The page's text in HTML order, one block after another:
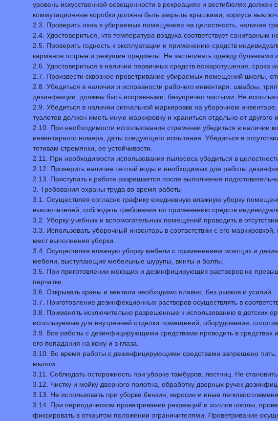
уровень искусственной освещенности в рекреациях и вестибюлях должен
коммутационные коробки должны быть закрыты крышками, корпуса
2.3. Проверить окна в убираемых помещениях на целостность, наличие
2.4. Удостовериться, что температура воздуха соответствует
2.5. Проверить годность к эксплуатации и применению средств
карманов острые и режущие предметы. Не застёгивать одежду булавками
2.6. Удостовериться в наличии первичных средств пожаротушения, срока
2.7. Произвести сквозное проветривание убираемых помещений школы,
2.8. Убедиться в наличии и исправности рабочего инвентаря: швабры,
дезинфекции, должны быть исправными, безупречно чистыми. Не
2.9. Убедиться в наличии сигнальной маркировки на уборочном
туалетов должен иметь иную маркировку и храниться отдельно от другого
2.10. При необходимости использования стремянки убедиться в
инвентарного номера, даты следующего испытания. Убедиться в
тетивам стремянки, ее устойчивости.
2.11. При необходимости использования пылесоса убедиться в
2.12. Проверить наличие теплой воды и необходимых для работы
2.13. Приступать к работе разрешается после выполнения
3. Требования охраны труда во время работы
3.1. Осуществляя согласно графику ежедневную влажную уборку
выключателей, соблюдать требования по применению средств
3.2. Уборку учебных и вспомогательных помещений проводить в
3.3. Использовать уборочный инвентарь в соответствии с его
мест выполнения уборки.
3.4. Осуществляя влажную уборку мебели с применением моющих и
мебели, выступающие мебельные шурупы, винты и болты.
3.5. При приготовлении моющих и дезинфицирующих растворов не
перчатки.
3.6. Открывать краны и вентили необходимо плавно, без рывков и усилий.
3.7. Приготовление дезинфекционных растворов осуществлять в
3.8. Применять исключительно разрешенные к использованию в детских
используемые для внутренней отделки помещений, оборудования,
3.9. Все работы с дезинфицирующими средствами проводить в средствах
его попадания на кожу и в глаза.
3.10. Во время работы с дезинфицирующими средствами запрещено
мылом.
3.11. Соблюдать осторожность при уборке тамбуров, лестниц. Не
3.12. Чистку и мойку дверного полотна, обработку дверных ручек
3.13. Не использовать при уборке бензин, керосин и иные
3.14. При периодическом проветривании рекреаций и холлов школы,
фиксировать в открытом положении ограничителями. Проветривание